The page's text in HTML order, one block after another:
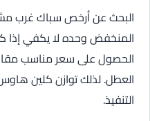
البحث عن أرخص سباك غرب
المنخفض وحده لا يكفي إذا
الحصول على سعر مناسب
العطل. لذلك توازن كلين
التنفيذ.